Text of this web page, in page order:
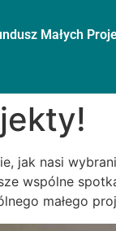
Małych
jak nasi
wspólne
małego